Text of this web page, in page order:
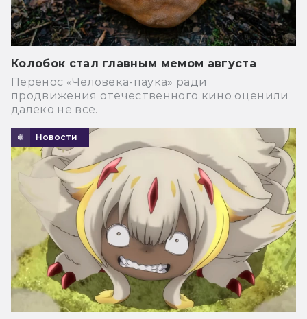
Колобок стал главным мемом августа
Перенос «Человека-паука» ради
продвижения отечественного кино оценили
далеко не все.
Новости